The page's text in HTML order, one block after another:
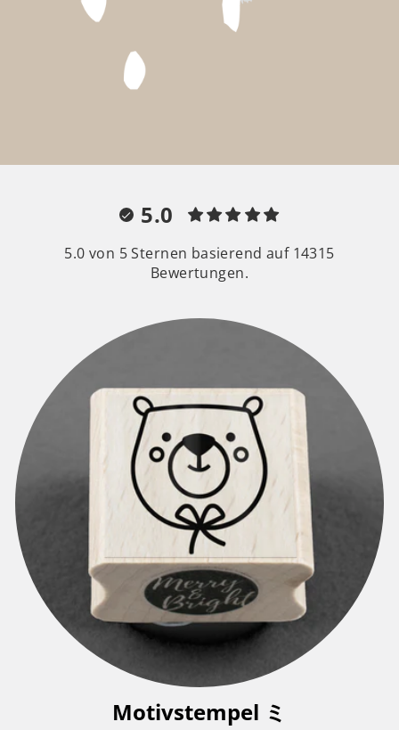
5.0
5.0 von 5 Sternen basierend auf 14315
Bewertungen.
Motivstempel ミ